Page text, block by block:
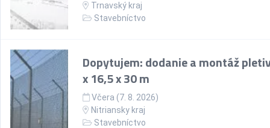
Trnavský kraj
Stavebníctvo
Dopytujem: dodanie a montáž
x 16,5 x 30 m
Včera (7. 8. 2026)
Nitriansky kraj
Stavebníctvo